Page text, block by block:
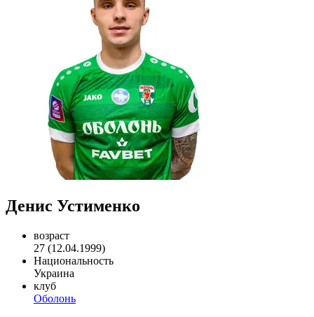
Денис Устименко
возраст
27 (12.04.1999)
Национальность
Украина
клуб
Оболонь